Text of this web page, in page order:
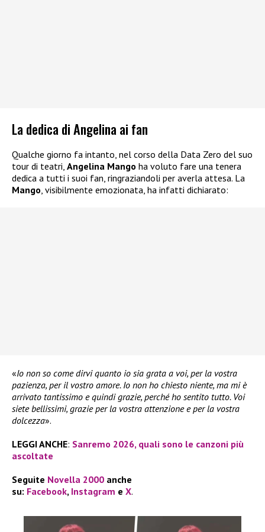
La dedica di Angelina ai fan
Qualche giorno fa intanto, nel corso della Data Zero del suo
tour di teatri, Angelina Mango ha voluto fare una tenera
dedica a tutti i suoi fan, ringraziandoli per averla attesa. La
Mango, visibilmente emozionata, ha infatti dichiarato:
«Io non so come dirvi quanto io sia grata a voi, per la vostra
pazienza, per il vostro amore. Io non ho chiesto niente, ma mi è
arrivato tantissimo e quindi grazie, perché ho sentito tutto. Voi
siete bellissimi, grazie per la vostra attenzione e per la vostra
dolcezza».
LEGGI ANCHE: Sanremo 2026, quali sono le canzoni più
ascoltate
Seguite Novella 2000 anche
su: Facebook, Instagram e X.